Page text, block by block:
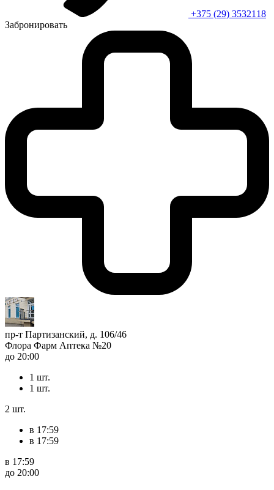
+375 (29) 3532118
Забронировать
пр-т Партизанский, д. 106/46
Флора Фарм Аптека №20
до 20:00
1 шт.
1 шт.
2 шт.
в 17:59
в 17:59
в 17:59
до 20:00